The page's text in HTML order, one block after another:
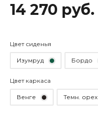
14 270 руб.
Цвет сиденья
Изумруд Бордо
Цвет каркаса
Венге Темн. орех